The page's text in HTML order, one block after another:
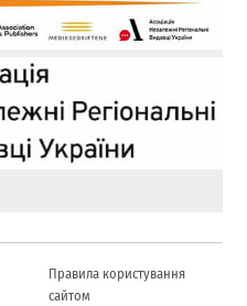
Правила користування
сайтом